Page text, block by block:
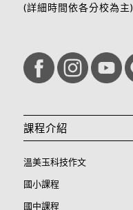
(詳細時間依各分校為主)
課程介紹
溫美玉科技作文
國小課程
國中課程